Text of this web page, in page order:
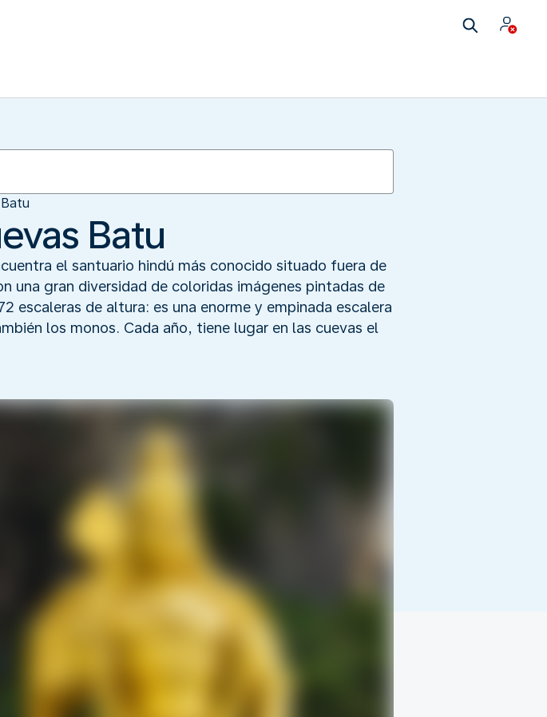
Batu
el santuario hindú más conocido situado fuera de
una gran diversidad de coloridas imágenes pintadas de
escaleras de altura: es una enorme y empinada escalera
los monos. Cada año, tiene lugar en las cuevas el